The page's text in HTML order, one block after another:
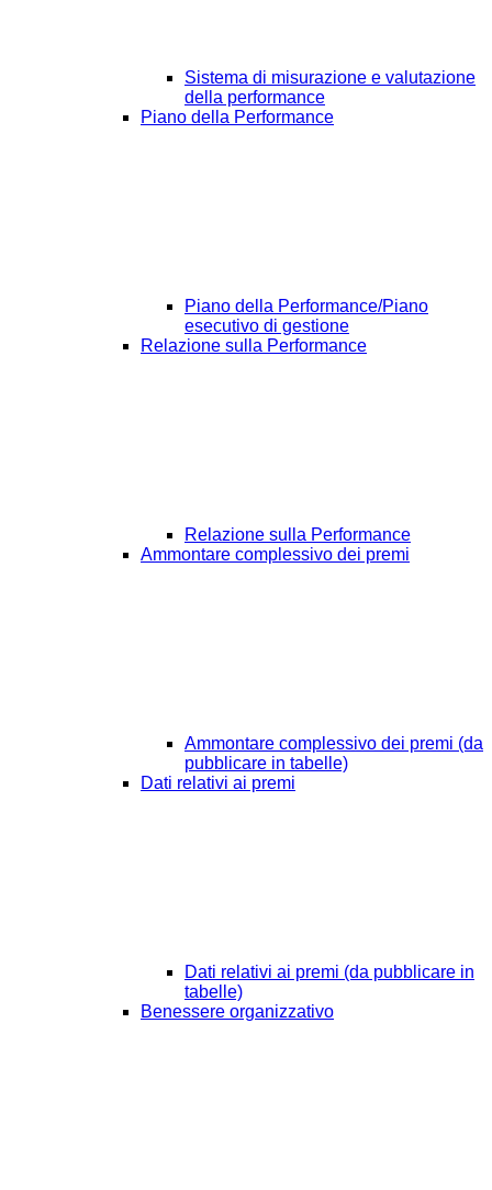
Sistema di misurazione e valutazione
della performance
Piano della Performance
Piano della Performance/Piano
esecutivo di gestione
Relazione sulla Performance
Relazione sulla Performance
Ammontare complessivo dei premi
Ammontare complessivo dei premi (da
pubblicare in tabelle)
Dati relativi ai premi
Dati relativi ai premi (da pubblicare in
tabelle)
Benessere organizzativo